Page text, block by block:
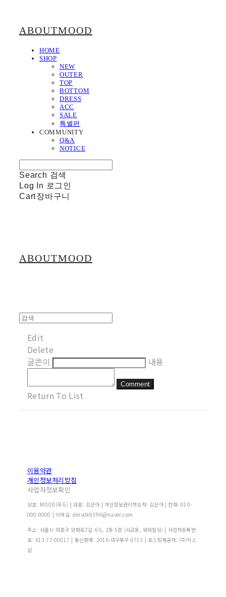
ABOUTMOOD
HOME
SHOP
NEW
OUTER
TOP
BOTTOM
DRESS
ACC
SALE
특별편
COMMUNITY
Q&A
NOTICE
Search 검색
Log In 로그인
Cart장바구니
ABOUTMOOD
Edit
Delete
글쓴이
내용
Comment
Return To List
이용약관
개인정보처리방침
사업자정보확인
상호: MOOD(무드) | 대표: 김은아 | 개인정보관리책임자: 김은아 | 전화: 010-
000-0000 | 이메일: dmsdk9396@naver.com
주소: 서울시 마포구 양화로7길 6-5, 2동 5층 (서교동, 와와빌딩) | 사업자등록번
호: 613-77-00017 | 통신판매: 2016-대구북구-0713 | 호스팅제공자: (주)식스
샵